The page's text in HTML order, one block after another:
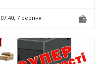
07:40, 7 серпня